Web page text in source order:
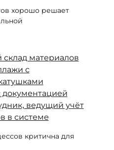
хорошо решает
критична для